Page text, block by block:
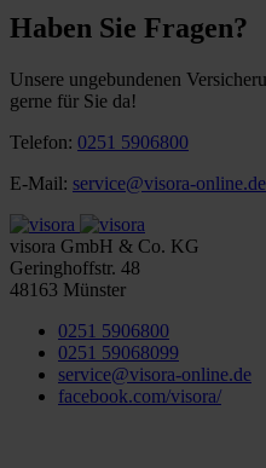
Haben Sie Fragen?
Unsere ungebundenen
gerne für Sie da!
Telefon: 0251 5906800
E-Mail: service@visora-online.de
visora GmbH & Co. KG
Geringhoffstr. 48
48163 Münster
0251 5906800
0251 59068099
service@visora-online.de
facebook.com/visora/